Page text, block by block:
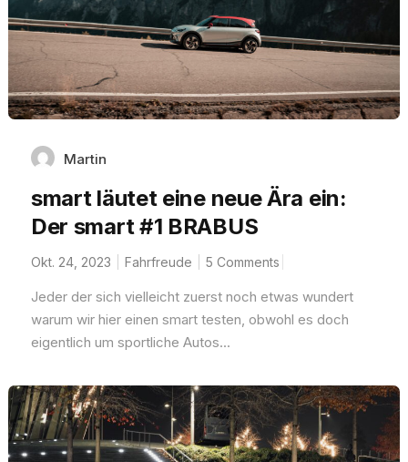
Martin
smart läutet eine neue Ära ein:
Der smart #1 BRABUS
Okt. 24, 2023 Fahrfreude 5 Comments
Jeder der sich vielleicht zuerst noch etwas wundert
warum wir hier einen smart testen, obwohl es doch
eigentlich um sportliche Autos...